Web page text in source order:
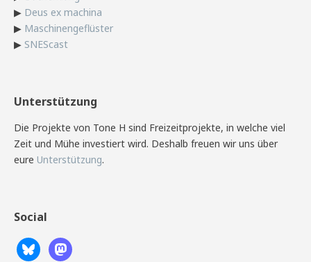
▶ Deus ex machina
▶ Maschinengeflüster
▶ SNEScast
Unterstützung
Die Projekte von Tone H sind Freizeitprojekte, in welche viel
Zeit und Mühe investiert wird. Deshalb freuen wir uns über
eure Unterstützung.
Social